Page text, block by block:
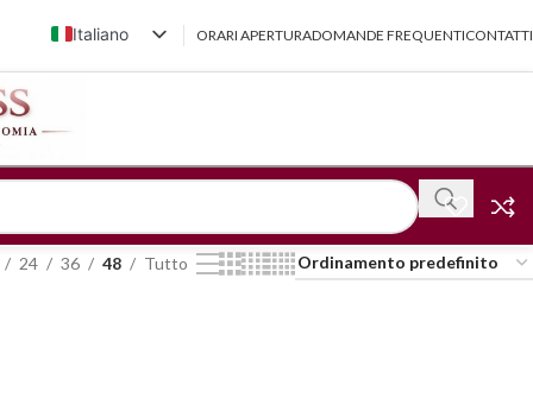
Italiano
English (UK)
ORARI APERTURADOMANDE FREQUENTICONTATTI
24 36 48 Tutto